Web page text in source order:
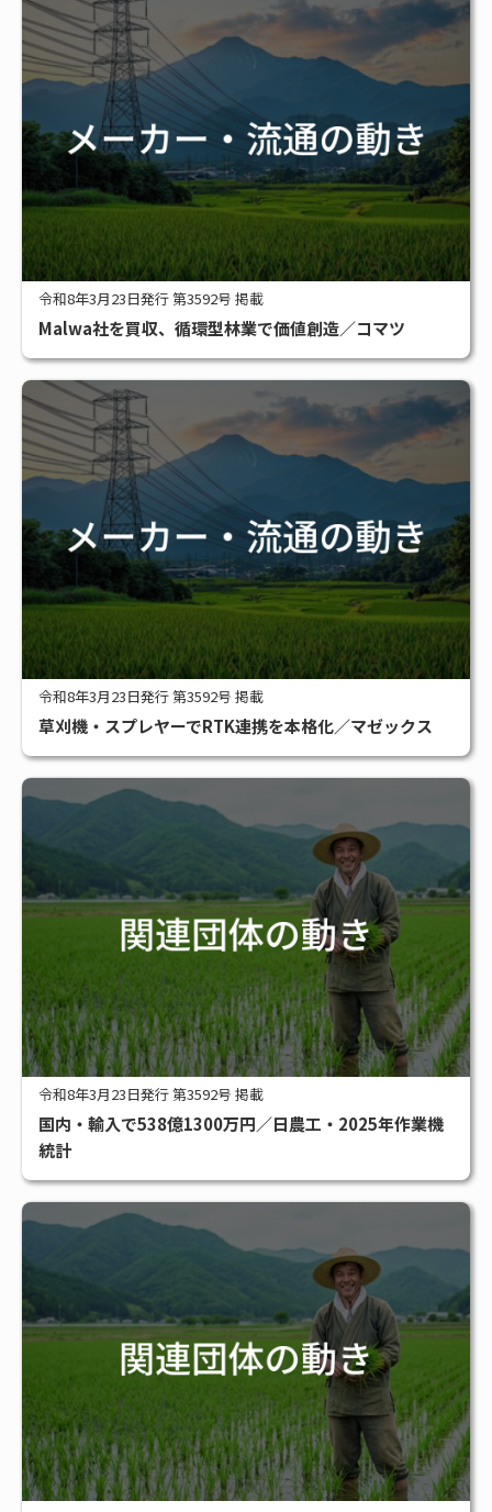
令和8年3月23日発行 第3592号 掲載
Malwa社を買収、循環型林業で価値創造／コマツ
令和8年3月23日発行 第3592号 掲載
草刈機・スプレヤーでRTK連携を本格化／マゼックス
令和8年3月23日発行 第3592号 掲載
国内・輸入で538億1300万円／日農工・2025年作業機
統計